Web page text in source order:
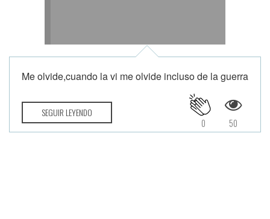
Me olvide,cuando la vi me olvide incluso de la guerra
SEGUIR LEYENDO
50
0